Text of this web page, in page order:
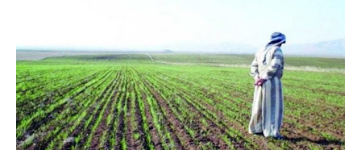
قطع الاراضي
اخبار العراق
الاخبار السياسية